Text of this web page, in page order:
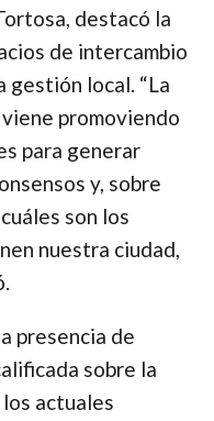
destacó la
de intercambio
gestión local. “La
promoviendo
para generar
y, sobre
son los
nuestra ciudad,
presencia de
sobre la
actuales